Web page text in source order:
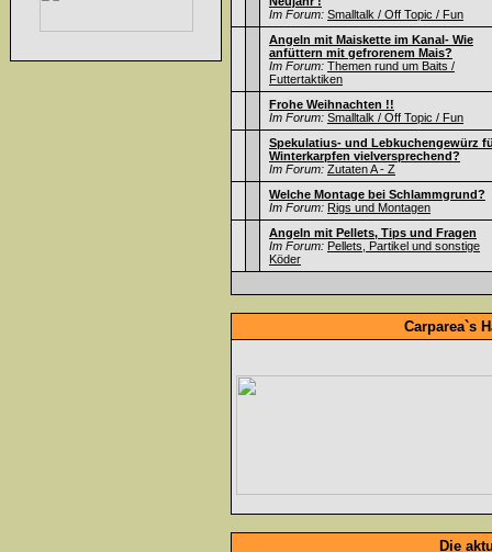
Im Forum: Smalltalk / Off Topic / Fun
Angeln mit Maiskette im Kanal- Wie
anfüttern mit gefrorenem Mais?
Im Forum: Themen rund um Baits /
Futtertaktiken
Frohe Weihnachten !!
Im Forum: Smalltalk / Off Topic / Fun
Spekulatius- und Lebkuchengewürz
Winterkarpfen vielversprechend?
Im Forum: Zutaten A - Z
Welche Montage bei Schlammgrund?
Im Forum: Rigs und Montagen
Angeln mit Pellets, Tips und Fragen
Im Forum: Pellets, Partikel und sonstige
Köder
Carparea`s
Die